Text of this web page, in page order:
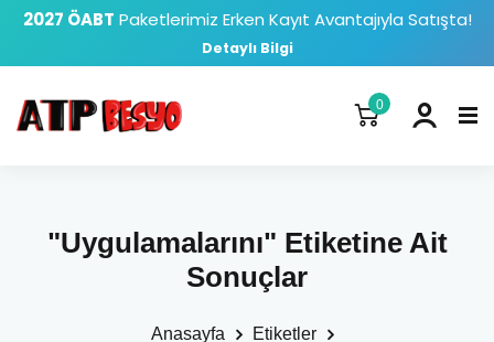
2027 ÖABT Paketlerimiz Erken Kayıt Avantajıyla Satışta!
Detaylı Bilgi
0
"Uygulamalarını" Etiketine Ait
Sonuçlar
Anasayfa Etiketler